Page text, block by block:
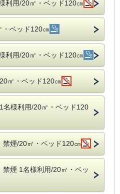
利用/20㎡・ベッド120㎝
ベッド120㎝
利用/20㎡・ベッド120㎝
㎡・ベッド120㎝
様利用/20㎡・ベッド120
禁煙/20㎡・ベッド120㎝
禁煙 1名様利用/20㎡・ベッ